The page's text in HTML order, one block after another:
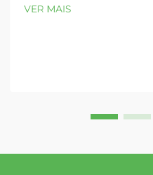
A4 de 2002–2008 são
VER MAIS